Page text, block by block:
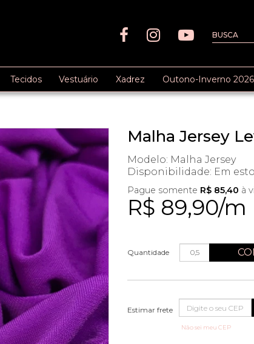
Tecidos Vestuário Xadrez Outono-Inverno 2026
Malha Jersey
Modelo: Malha Jersey
Disponibilidade: Em
R$ 89,90/m
Pague somente R$ 85,40 à
Quantidade
Não sei meu CEP